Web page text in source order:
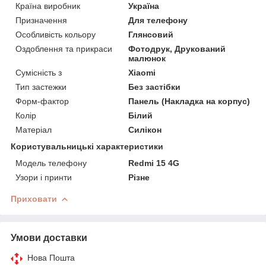
Країна виробник
Україна
Призначення
Для телефону
Особливість кольору
Глянсовий
Оздоблення та прикраси
Фотодрук, Друкований
малюнок
Сумісність з
Xiaomi
Тип застежки
Без застібки
Форм-фактор
Панель (Накладка на корпус)
Колір
Білий
Матеріал
Силікон
Користувальницькі характеристики
Модель телефону
Redmi 15 4G
Узори і принти
Різне
Приховати
Умови доставки
Нова Пошта